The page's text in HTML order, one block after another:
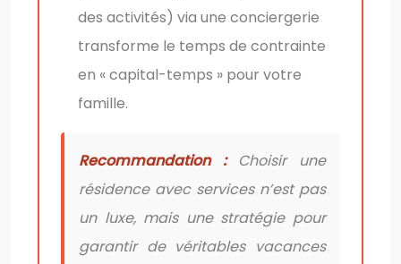
des activités) via une conciergerie
transforme le temps de contrainte
en « capital-temps » pour votre
famille.
Recommandation :Choisir une
résidence avec services n’est pas
un luxe, mais une stratégie pour
garantir de véritables vacances